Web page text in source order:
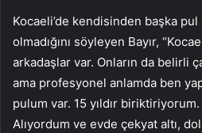
Kocaeli’de kendisinden başka pul
olmadığını söyleyen Bayır,
arkadaşlar var. Onların da belirli
ama profesyonel anlamda ben
pulum var. 15 yıldır
Alıyordum ve evde çekyat altı,